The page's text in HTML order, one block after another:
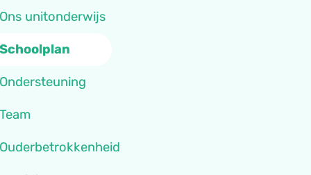
unitonderwijs